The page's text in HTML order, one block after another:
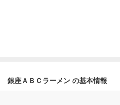
銀座ＡＢＣラーメン の基本情報